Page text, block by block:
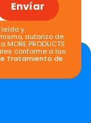
Envíar
leído y
autorizo de
PRODUCTS
conforme a las
Tratamiento de